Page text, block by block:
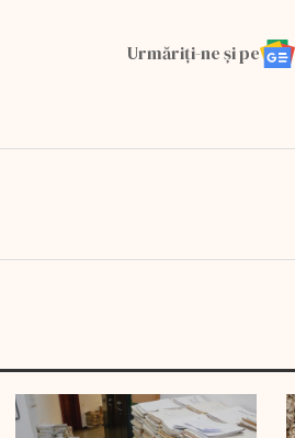
Urmăriți-ne și pe